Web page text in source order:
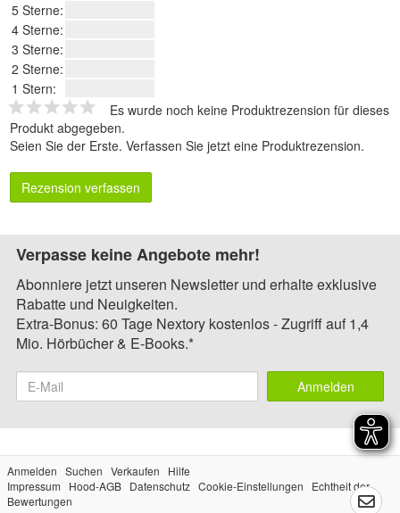
5 Sterne:
4 Sterne:
3 Sterne:
2 Sterne:
1 Stern:
Es wurde noch keine Produktrezension für dieses
Produkt abgegeben.
Seien Sie der Erste. Verfassen Sie jetzt eine Produktrezension.
Rezension verfassen
Verpasse keine Angebote mehr!
Abonniere jetzt unseren Newsletter und erhalte exklusive
Rabatte und Neuigkeiten.
Extra-Bonus: 60 Tage Nextory kostenlos - Zugriff auf 1,4
Mio. Hörbücher & E-Books.*
Anmelden
Anmelden Suchen Verkaufen
Hilfe
Impressum
Hood-AGB Datenschutz Cookie-Einstellungen
Echtheit der
Bewertungen